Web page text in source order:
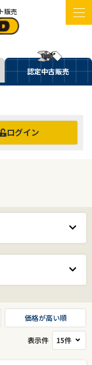
販売
認定中古販売
ログイン
価格が高い順
表示件